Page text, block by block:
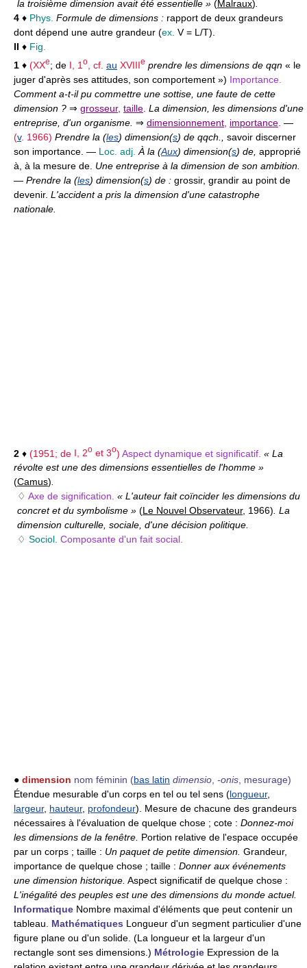
la troisième dimension avait été essentielle » (Malraux)
4 ♦ Phys. Formule de dimensions : rapport de deux grandeurs
dont dépend une autre grandeur (ex. V = L/T).
II ♦ Fig.
1 ♦ (XXe; de I, 1 o cf. au XVIIIe prendre les dimensions de qqn « le
juger d'après ses attitudes, son comportement ») Importance.
Comment a-t-il pu commettre une sottise, une faute de cette
dimension ? ⇒ grosseur, taille La dimension, les dimensions d'une
entreprise, d'un organisme. ⇒ dimensionnement importance —
(v. 1966) Prendre la (les) dimension(s) de qqch., savoir discerner
son importance. — Loc. adj. À la (Aux) dimension(s) de, approprié
à, à la mesure de. Une entreprise à la dimension de son ambition.
— Prendre la (les) dimension(s) de : grossir, grandir au point de
devenir. L'accident a pris la dimension d'une catastrophe
nationale.
2 ♦ (1951; de I, 2o et 3o) Aspect dynamique et significatif. « La
révolte est une des dimensions essentielles de l'homme »
(Camus).
♢ Axe de signification. « L'auteur fait coïncider les dimensions du
concret et du symbolisme » (Le Nouvel Observateur, 1966). La
dimension culturelle, sociale, d'une décision politique.
♢ Sociol. Composante d'un fait social.
● dimension nom féminin (bas latin dimensio, -onis, mesurage)
Étendue mesurable d'un corps en tel ou tel sens (longueur,
largeur, hauteur, profondeur). Mesure de chacune des grandeurs
nécessaires à l'évaluation de quelque chose ; cote : Donnez-moi
les dimensions de la fenêtre. Portion relative de l'espace occupée
par un corps ; taille : Un paquet de petite dimension. Grandeur,
importance de quelque chose ; taille : Donner aux événements
une dimension historique. Aspect significatif de quelque chose :
L'inégalité des peuples est une des dimensions du monde actuel.
Informatique Nombre maximal d'éléments que peut contenir un
tableau. Mathématiques Longueur d'un segment particulier d'une
figure plane ou d'un solide. (La longueur et la largeur d'un
rectangle sont ses dimensions.) Métrologie Expression de la